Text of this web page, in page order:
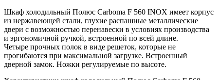
Шкаф холодильный Полюс Carboma F 560 INOX имеет корпус
из нержавеющей стали, глухие распашные металлические
двери с возможностью перенавески в условиях производства
и эргономичной ручкой, встроенной по всей длине.
Четыре прочных полок в виде решеток, которые не
прогибаются при максимальной загрузке. Встроенный
дверной замок. Ножки регулируемые по высоте.